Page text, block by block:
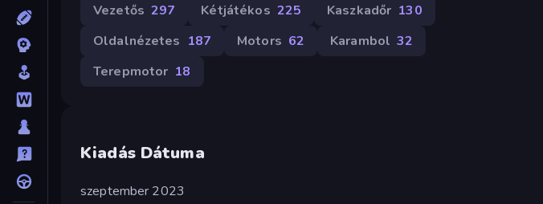
Vezetős 297 Kétjátékos 225 Kaszkadőr 130
Oldalnézetes 187 Motors 62 Karambol 32
Terepmotor 18
Kiadás Dátuma
szeptember 2023